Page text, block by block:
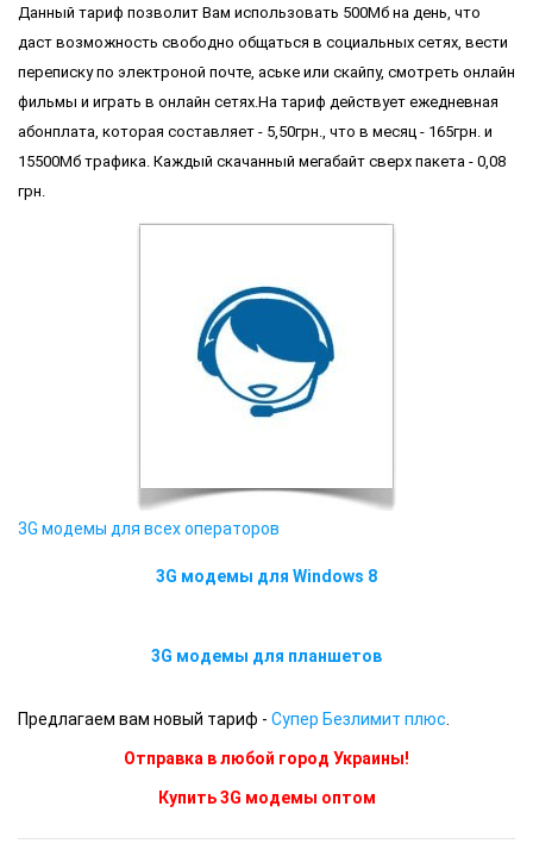
Данный тариф позволит Вам использовать 500Мб на день, что
даст возможность свободно общаться в социальных сетях, вести
переписку по электроной почте, аське или скайпу, смотреть онлайн
фильмы и играть в онлайн сетях.На тариф действует ежедневная
абонплата, которая составляет - 5,50грн., что в месяц - 165грн. и
15500Мб трафика. Каждый скачанный мегабайт сверх пакета - 0,08
грн.
3G модемы для всех операторов
3G модемы для Windows 8
3G модемы для планшетов
Предлагаем вам новый тариф - Супер Безлимит плюс
Отправка в любой город Украины!
Купить 3G модемы оптом